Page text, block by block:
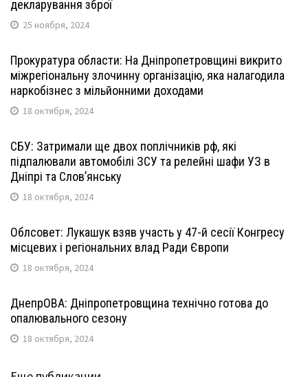
декларування зброї
25 ноября, 2024
Прокуратура области: На Дніпропетровщині викрито
міжрегіональну злочинну організацію, яка налагодила
наркобізнес з мільйонними доходами
18 октября, 2024
СБУ: Затримали ще двох поплічників рф, які
підпалювали автомобілі ЗСУ та релейні шафи УЗ в
Дніпрі та Слов’янську
18 октября, 2024
Облсовет: Лукашук взяв участь у 47-й сесії Конгресу
місцевих і регіональних влад Ради Європи
18 октября, 2024
ДнепрОВА: Дніпропетровщина технічно готова до
опалювального сезону
18 октября, 2024